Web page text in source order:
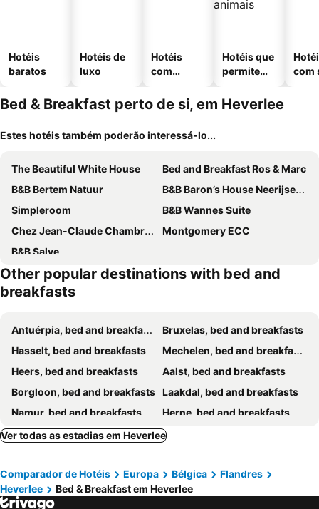
Hotéis
baratos
Hotéis de
luxo
Hotéis
com
Hotéis que
permitem
com
Bed & Breakfast perto de si, em Heverlee
Estes hotéis também poderão interessá-lo...
The Beautiful White House
Bed and Breakfast Ros & Marc
B&B Bertem Natuur
B&B Baron’s House Neerijse-Leuven
Simpleroom
B&B Wannes Suite
Chez Jean-Claude Chambre 4 personnes Un lit et un divan lit
Montgomery ECC
B&B Salve
Other popular destinations with bed and
breakfasts
Antuérpia, bed and breakfasts
Bruxelas, bed and breakfasts
Hasselt, bed and breakfasts
Mechelen, bed and breakfasts
Heers, bed and breakfasts
Aalst, bed and breakfasts
Borgloon, bed and breakfasts Laakdal, bed and breakfasts
Namur, bed and breakfasts
Herne, bed and breakfasts
Dendermonde, bed and breakfasts
Leuven, bed and breakfasts
Bertem, bed and breakfasts
Kortenberg, bed and breakfasts
Huldenberg, bed and breakfasts
Beringen, bed and breakfasts
Ver todas as estadias em Heverlee
Comparador de Hotéis Europa Bélgica
Flandres
Heverlee
Bed & Breakfast em Heverlee